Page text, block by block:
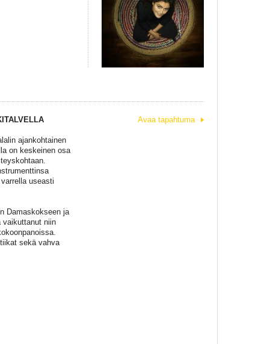
ajankohtainen
on keskeinen osa
useasti
Damaskokseen ja
vaikuttanut niin
sekä vahva
Avaa tapahtuma